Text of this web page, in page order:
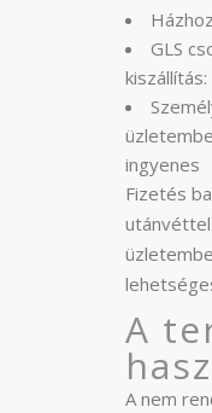
GLS
ingyenes
Fizetés
A
A nem